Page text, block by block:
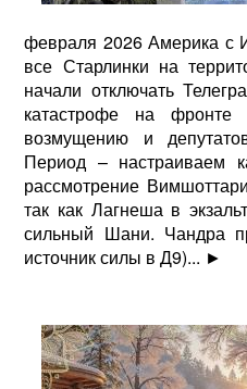
февраля 2026 Америка с
все Старлинки на
начали отключать
катастрофе на
возмущению и
Период – настраиваем
рассмотрение
так как Лагнеша в
сильный Шани. Чандра
источник силы в Д9)... ►